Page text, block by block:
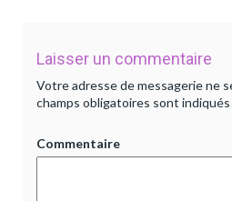
Laisser un commentaire
Votre adresse de messagerie ne
champs obligatoires sont indiqués
Commentaire